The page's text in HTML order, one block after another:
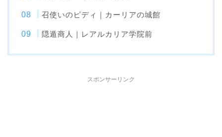
召使いのピディ｜カーリアの城館
隠遁商人｜レアルカリア学院前
スポンサーリンク